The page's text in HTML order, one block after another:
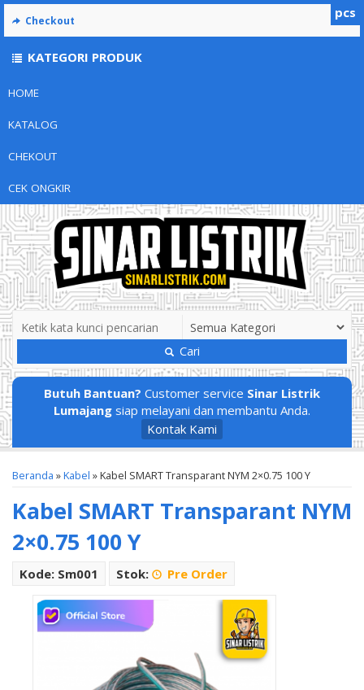
HOME
KATALOG
CHEKOUT
CEK ONGKIR
Cari
Butuh Bantuan? Customer service Sinar Listrik
Lumajang siap melayani dan membantu Anda.
Kontak Kami
Beranda »Kabel »Kabel SMART Transparant NYM 2×0.75 100 Y
Kabel SMART Transparant NYM
2×0.75 100 Y
Kode: Sm001 Stok: Pre Order
pcs
Checkout
KATEGORI PRODUK